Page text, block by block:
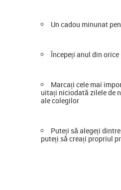
Un cadou minunat
Începeți anul din
Marcați cele mai
uitați niciodată zilele de
ale colegilor
Puteți să alegeți
puteți să creați propriul